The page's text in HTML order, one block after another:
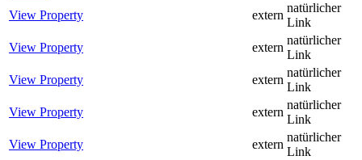
View Property
extern
natürlicher
Link
View Property
extern
natürlicher
Link
View Property
extern
natürlicher
Link
View Property
extern
natürlicher
Link
View Property
extern
natürlicher
Link